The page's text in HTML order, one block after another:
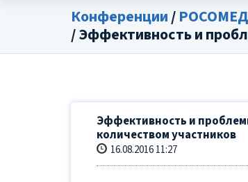
Конференции/
/ Эффективность и
Эффективность и
количеством участников
16.08.2016 11:27